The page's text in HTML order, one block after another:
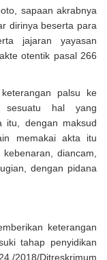
sapaan akrabnya
dirinya beserta para
jajaran yayasan
otentik pasal 266
palsu ke
sesuatu hal yang
itu, dengan maksud
memakai akta itu
diancam,
dengan pidana
keterangan
tahap penyidikan
2018/Ditreskrimum